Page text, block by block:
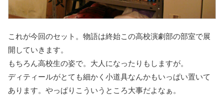
これが今回のセット。物語は終始この高校演劇部の部室で展
開していきます。
もちろん高校生の姿で。大人になったりもしますが。
ディティールがとても細かく小道具なんかもいっぱい置いて
あります。やっぱりこういうところ大事だよなぁ。